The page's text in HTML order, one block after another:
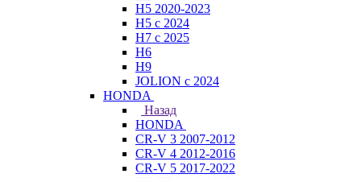
H5 2020-2023
H5 с 2024
H7 с 2025
H6
H9
JOLION с 2024
HONDA
Назад
HONDA
CR-V 3 2007-2012
CR-V 4 2012-2016
CR-V 5 2017-2022